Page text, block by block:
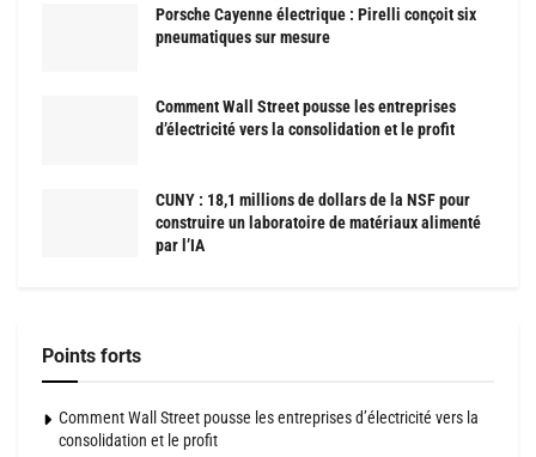
Porsche Cayenne électrique : Pirelli conçoit six
pneumatiques sur mesure
Comment Wall Street pousse les entreprises
d’électricité vers la consolidation et le profit
CUNY : 18,1 millions de dollars de la NSF pour
construire un laboratoire de matériaux alimenté
par l’IA
Points forts
Comment Wall Street pousse les entreprises d’électricité vers la
consolidation et le profit